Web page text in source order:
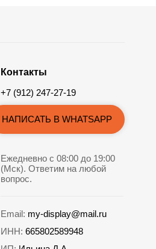
Контакты
+7 (912) 247-27-19
НАПИСАТЬ В WHATSAPP
Ежедневно с 08:00 до 19:00
(Мск). Ответим на любой
вопрос.
Email: my-display@mail.ru
ИНН: 665802589948